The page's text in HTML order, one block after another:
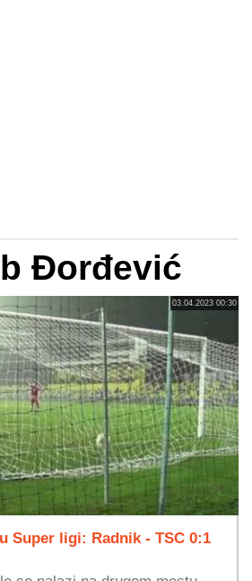
Đorđević
03.04.2023 00:30
Super ligi: Radnik - TSC 0:1